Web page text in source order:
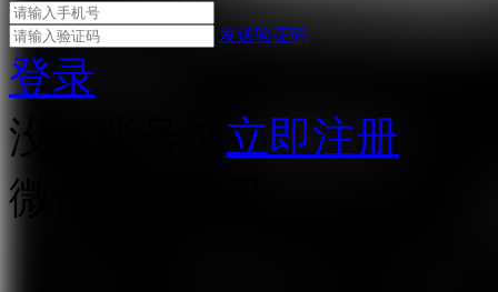
发送验证码
登录
没有账号？ 立即注册
微信扫码登录